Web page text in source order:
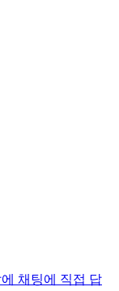
채팅에 직접 답